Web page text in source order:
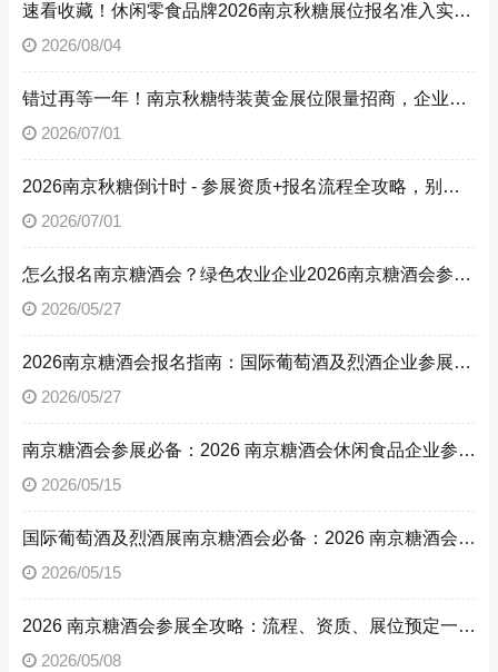
速看收藏！休闲零食品牌2026南京秋糖展位报名准入实操步骤
2026/08/04
错过再等一年！南京秋糖特装黄金展位限量招商，企业抓紧提交预定申请
2026/07/01
2026南京秋糖倒计时 - 参展资质+报名流程全攻略，别让材料缺失毁了秋糖之旅
2026/07/01
怎么报名南京糖酒会？绿色农业企业2026南京糖酒会参展流程与参展资质全解析
2026/05/27
2026南京糖酒会报名指南：国际葡萄酒及烈酒企业参展流程、参展资质，解锁南京糖酒会参展方法
2026/05/27
南京糖酒会参展必备：2026 南京糖酒会休闲食品企业参展流程与资质文件清单
2026/05/15
国际葡萄酒及烈酒展南京糖酒会必备：2026 南京糖酒会参展流程与参展资质详解
2026/05/15
2026 南京糖酒会参展全攻略：流程、资质、展位预定一文读懂
2026/05/08